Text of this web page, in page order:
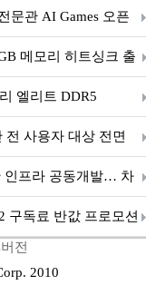
문관 AI Games 오픈
메모리 히트싱크 출
엘리트 DDR5
사용자 대상 전면
인프라 공동개발… 차
구독료 반값 프로모션
전
2010